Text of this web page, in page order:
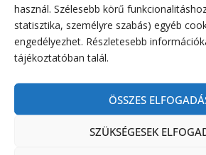
használ. Szélesebb körű
statisztika, személyre szabás) egyéb
engedélyezhet. Részletesebb
tájékoztatóban talál.
ÖSSZES
SZÜKSÉGESEK
ELŐZŐ
13 éves a Banggood!